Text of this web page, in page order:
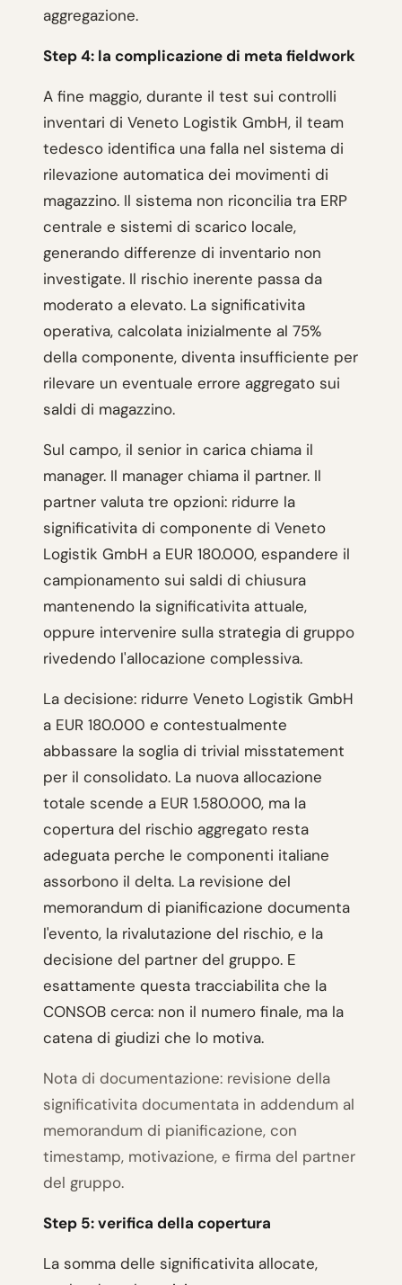
aggregazione.
Step 4: la complicazione di meta fieldwork
A fine maggio, durante il test sui controlli
inventari di Veneto Logistik GmbH, il team
tedesco identifica una falla nel sistema di
rilevazione automatica dei movimenti di
magazzino. Il sistema non riconcilia tra ERP
centrale e sistemi di scarico locale,
generando differenze di inventario non
investigate. Il rischio inerente passa da
moderato a elevato. La significativita
operativa, calcolata inizialmente al 75%
della componente, diventa insufficiente per
rilevare un eventuale errore aggregato sui
saldi di magazzino.
Sul campo, il senior in carica chiama il
manager. Il manager chiama il partner. Il
partner valuta tre opzioni: ridurre la
significativita di componente di Veneto
Logistik GmbH a EUR 180.000, espandere il
campionamento sui saldi di chiusura
mantenendo la significativita attuale,
oppure intervenire sulla strategia di gruppo
rivedendo l'allocazione complessiva.
La decisione: ridurre Veneto Logistik GmbH
a EUR 180.000 e contestualmente
abbassare la soglia di trivial misstatement
per il consolidato. La nuova allocazione
totale scende a EUR 1.580.000, ma la
copertura del rischio aggregato resta
adeguata perche le componenti italiane
assorbono il delta. La revisione del
memorandum di pianificazione documenta
l'evento, la rivalutazione del rischio, e la
decisione del partner del gruppo. E
esattamente questa tracciabilita che la
CONSOB cerca: non il numero finale, ma la
catena di giudizi che lo motiva.
Nota di documentazione: revisione della
significativita documentata in addendum al
memorandum di pianificazione, con
timestamp, motivazione, e firma del partner
del gruppo.
Step 5: verifica della copertura
La somma delle significativita allocate,